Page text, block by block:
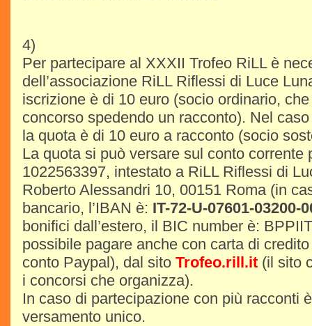
4)
Per partecipare al XXXII Trofeo RiLL è
dell’associazione RiLL Riflessi di Luce
iscrizione è di 10 euro (socio ordinario,
concorso spedendo un racconto). Nel
la quota è di 10 euro a racconto (socio
La quota si può versare sul conto corrente
1022563397, intestato a RiLL Riflessi di
Roberto Alessandri 10, 00151 Roma (in
bancario, l’IBAN è: IT-72-U-07601-03200-
bonifici dall’estero, il BIC number è:
possibile pagare anche con carta di
conto Paypal), dal sito Trofeo.rill.it (il sito
i concorsi che organizza).
In caso di partecipazione con più racconti
versamento unico.